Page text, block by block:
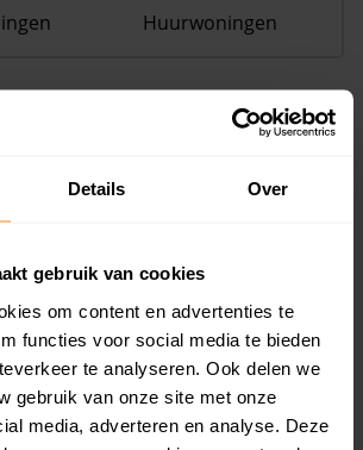
Details Over
gebruik van cookies
om content en advertenties te
functies voor social media te bieden
te analyseren. Ook delen we
gebruik van onze site met onze
media, adverteren en analyse. Deze
Huurwoningen
5%